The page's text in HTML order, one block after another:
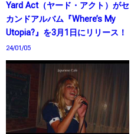
Yard Act（ヤード・アクト）がセ
カンドアルバム『Where’s My
Utopia?』を3月1日にリリース！
24/01/05